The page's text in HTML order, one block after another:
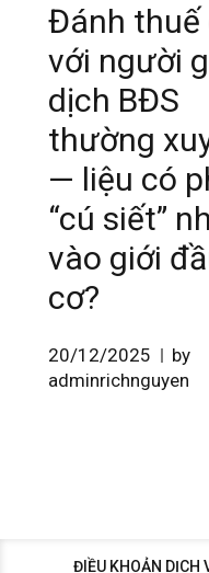
Đánh thuế
với người
dịch BĐS
thường
— liệu có
“cú siết”
vào giới
cơ?
20/12/2025
by
adminrichnguyen
ĐIỀU KHOẢN DỊCH